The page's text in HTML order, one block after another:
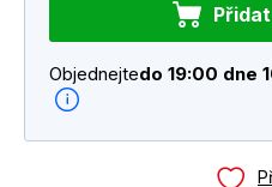
Objednejtedo 19:00 dne